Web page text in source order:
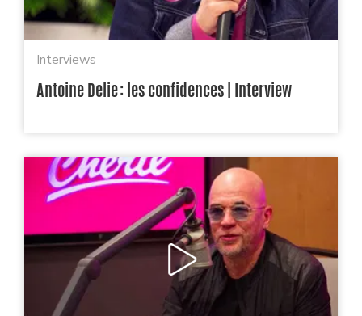
Interviews
Antoine Delie : les confidences | Interview